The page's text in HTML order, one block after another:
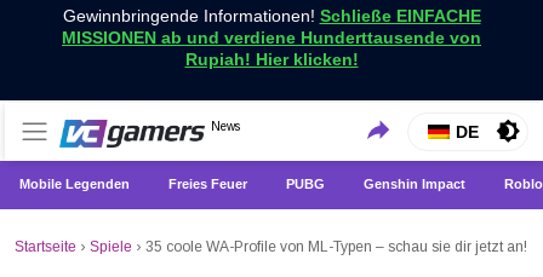
Gewinnbringende Informationen! Schließe EINFACHE
MISSIONEN ab und verdiene Hunderttausende von
Rupiah! Hier klicken!
VCGamers-Neuigkeiten
News
Holen Sie sich die neuesten Spielnachrichten nur bei
VCGamers
DE
Mobile Legenden Freies Feuer PUBG Genshin Impact
Startseite › Spiele › 35 coole WA-Profile von ML-Typen – schau sie dir jetzt an!